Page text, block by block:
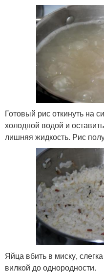
Готовый рис откинуть на
холодной водой и
лишняя жидкость. Рис
Яйца вбить в миску,
вилкой до однородности.